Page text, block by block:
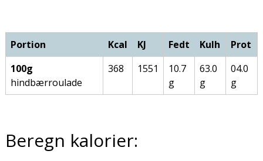
Portion Kcal KJ Fedt Kulh
Prot
100g
hindbærroulade
368 1551
10.7
g
63.0
g
04.0
g
Beregn kalorier: